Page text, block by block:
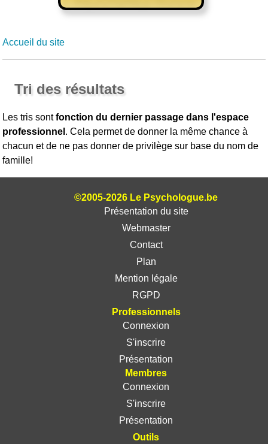
Accueil du site
Tri des résultats
Les tris sontfonction du dernier passage dans l'espace
professionnel . Cela permet de donner la même chance à
chacun et de ne pas donner de privilège sur base du nom de
famille!
©2005-2026 Le Psychologue.be
Présentation du site
Webmaster
Contact
Plan
Mention légale
RGPD
Professionnels
Connexion
S'inscrire
Présentation
Membres
Connexion
S'inscrire
Présentation
Outils